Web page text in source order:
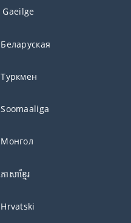
Gaeilge
Беларуская
Туркмен
Soomaaliga
Монгол
ភាសាខ្មែរ
Hrvatski